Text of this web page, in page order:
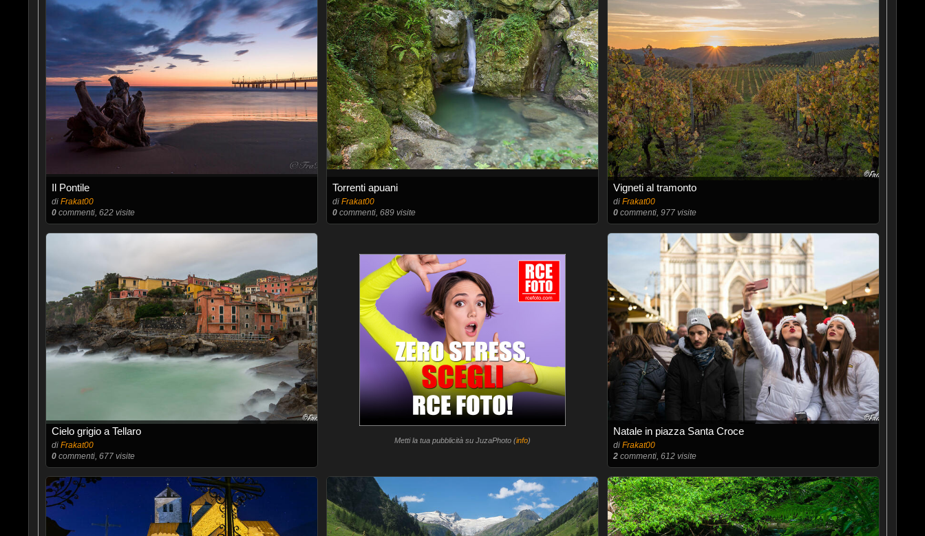
Il Pontile
di Frakat00
0commenti, 622 visite
Torrenti apuani
di Frakat00
0commenti, 689 visite
Vigneti al tramonto
diFrakat00
0 commenti, 977 visite
Cielo grigio a Tellaro
di Frakat00
0commenti, 677 visite
Metti la tua pubblicità su JuzaPhoto (info)
Natale in piazza Santa Croce
diFrakat00
2 commenti, 612 visite